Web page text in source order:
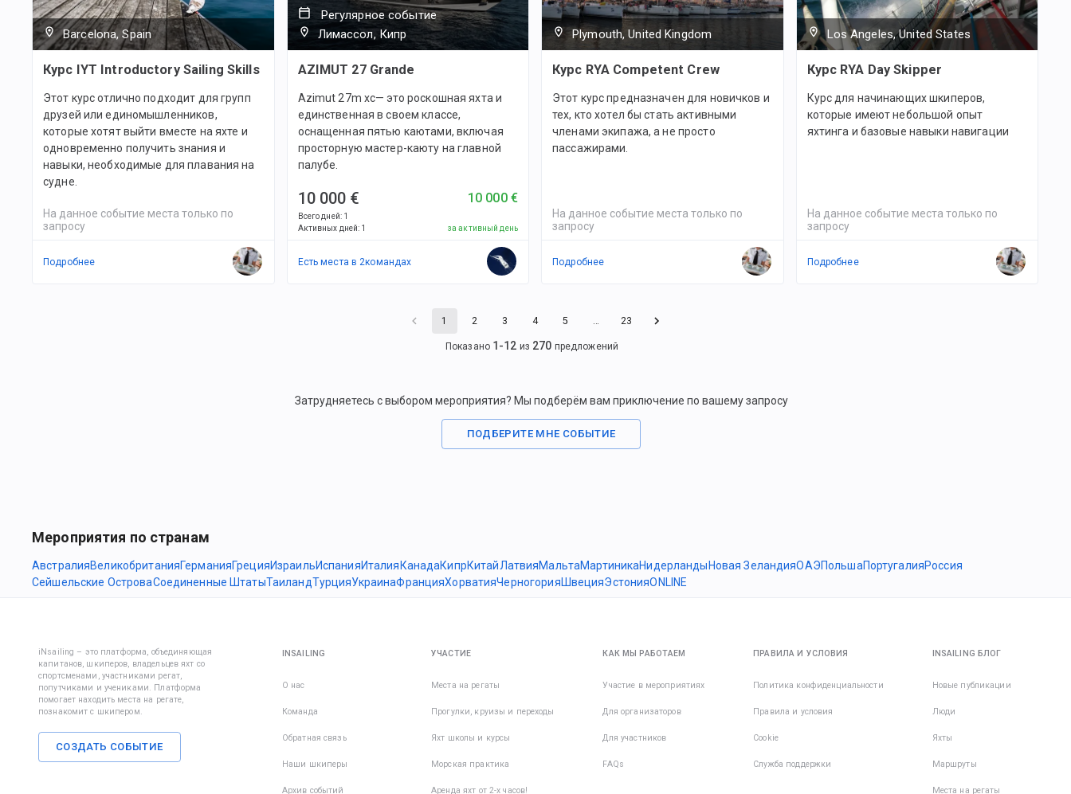
Barcelona, Spain
Курс IYT Introductory Sailing Skills
Этот курс отлично подходит для групп
друзей или единомышленников,
которые хотят выйти вместе на яхте и
одновременно получить знания и
навыки, необходимые для плавания на
судне.
На данное событие места только по
запросу
Подробнее
Регулярное событие
Лимассол, Кипр
AZIMUT 27 Grande
Azimut 27m xc— это роскошная яхта и
единственная в своем классе,
оснащенная пятью каютами, включая
просторную мастер-каюту на главной
палубе.
10 000 €
Всего дней: 1
Активных дней: 1
10 000 €
за активный день
Есть места в 2командах
Plymouth, United Kingdom
Курс RYA Competent Crew
Этот курс предназначен для новичков и
тех, кто хотел бы стать активными
членами экипажа, а не просто
пассажирами.
На данное событие места только по
запросу
Подробнее
Los Angeles, United States
Курс RYA Day Skipper
Курс для начинающих шкиперов,
которые имеют небольшой опыт
яхтинга и базовые навыки навигации
На данное событие места только по
запросу
Подробнее
1 2 3 4 5 23
Показано 1 -12 из 270 предложений
Затрудняетесь с выбором мероприятия? Мы подберём вам приключение по вашему запросу
ПОДБЕРИТЕ МНЕ СОБЫТИЕ
Мероприятия по странам
АвстралияВеликобританияГерманияГрецияИзраильИспанияИталия КанадаКипрКитайЛатвияМальтаМартиникаНидерланды Новая ЗеландияОАЭПольшаПортугалияРоссия
Сейшельские ОстроваСоединенные ШтатыТаиландТурцияУкраинаФранцияХорватияЧерногорияШвецияЭстонияONLINE
iNsailing – это платформа, объединяющая
капитанов, шкиперов, владельцев яхт со
спортсменами, участниками регат,
попутчиками и учениками. Платформа
помогает находить места на регате,
познакомит с шкипером.
СОЗДАТЬ СОБЫТИЕ
INSAILING
О нас
Команда
Обратная связь
Наши шкиперы
Архив событий
УЧАСТИЕ
Места на регаты
Прогулки, круизы и переходы
Яхт школы и курсы
Морская практика
Аренда яхт от 2-х часов!
КАК МЫ РАБОТАЕМ
Участие в мероприятиях
Для организаторов
Для участников
FAQs
ПРАВИЛА И УСЛОВИЯ
Политика конфиденциальности
Правила и условия
Cookie
Служба поддержки
INSAILING БЛОГ
Новые публикации
Люди
Яхты
Маршруты
Места на регаты